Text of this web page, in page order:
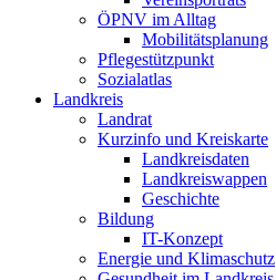
ÖPNV im Alltag
Mobilitätsplanung
Pflegestützpunkt
Sozialatlas
Landkreis
Landrat
Kurzinfo und Kreiskarte
Landkreisdaten
Landkreiswappen
Geschichte
Bildung
IT-Konzept
Energie und Klimaschutz